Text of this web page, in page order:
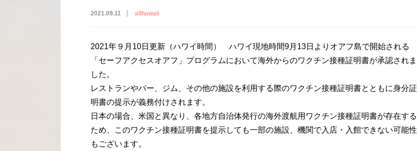
2021.09.11 allhawaii
2021年９月10日更新（ハワイ時間） ハワイ現地時間9月13日よりオアフ島で開始される
「セーフアクセスオアフ」プログラムにおいて海外からのワクチン接種証明書が承認されま
した。
レストランやバー、ジム、その他の施設を利用する際のワクチン接種証明書とともに身分証
明書の提示が義務付けされます。
日本の場合、米国と異なり、各地方自治体発行の海外渡航用ワクチン接種証明書が存在する
ため、このワクチン接種証明書を提示しても一部の施設、機関で入店・入館できない可能性
もございます。